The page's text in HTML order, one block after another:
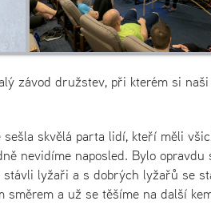
závod družstev, při kterém si
sešla skvělá parta lidí, kteří měli
nevidíme naposled. Bylo
lyžaři a s dobrých lyžařů se
směrem a už se těšíme na další